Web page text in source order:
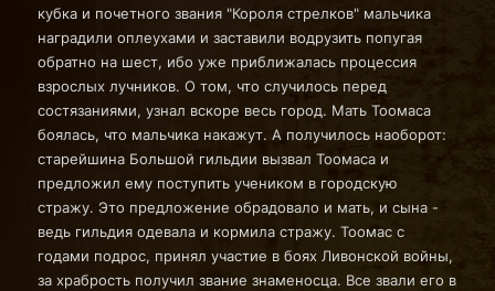
кубка и почетного звания "Короля стрелков" мальчика
наградили оплеухами и заставили водрузить попугая
обратно на шест, ибо уже приближалась процессия
взрослых лучников. О том, что случилось перед
состязаниями, узнал вскоре весь город. Мать Тоомаса
боялась, что мальчика накажут. А получилось наоборот:
старейшина Большой гильдии вызвал Тоомаса и
предложил ему поступить учеником в городскую
стражу. Это предложение обрадовало и мать, и сына -
ведь гильдия одевала и кормила стражу. Тоомас с
годами подрос, принял участие в боях Ливонской войны,
за храбрость получил звание знаменосца. Все звали его в